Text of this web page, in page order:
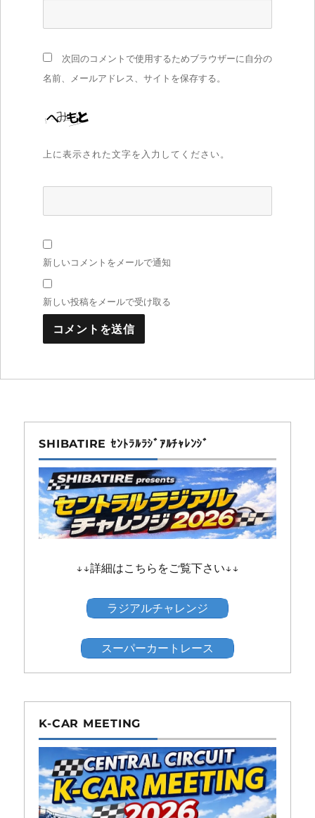
次回のコメントで使用するためブラウザーに自分の
名前、メールアドレス、サイトを保存する。
上に表示された文字を入力してください。
新しいコメントをメールで通知
新しい投稿をメールで受け取る
SHIBATIRE ｾﾝﾄﾗﾙﾗｼﾞｱﾙﾁｬﾚﾝｼﾞ
↓↓詳細はこちらをご覧下さい↓↓
ラジアルチャレンジ
スーパーカートレース
K-CAR MEETING